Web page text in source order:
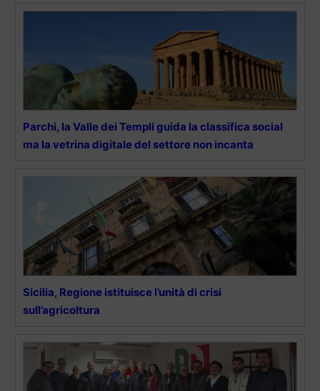
Parchi, la Valle dei Templi guida la classifica social
ma la vetrina digitale del settore non incanta
Sicilia, Regione istituisce l’unità di crisi
sull’agricoltura